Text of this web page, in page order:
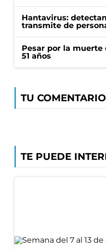
Hantavirus:
transmite de
Pesar por la muerte
51 años
TU COMENTARIO
TE PUEDE